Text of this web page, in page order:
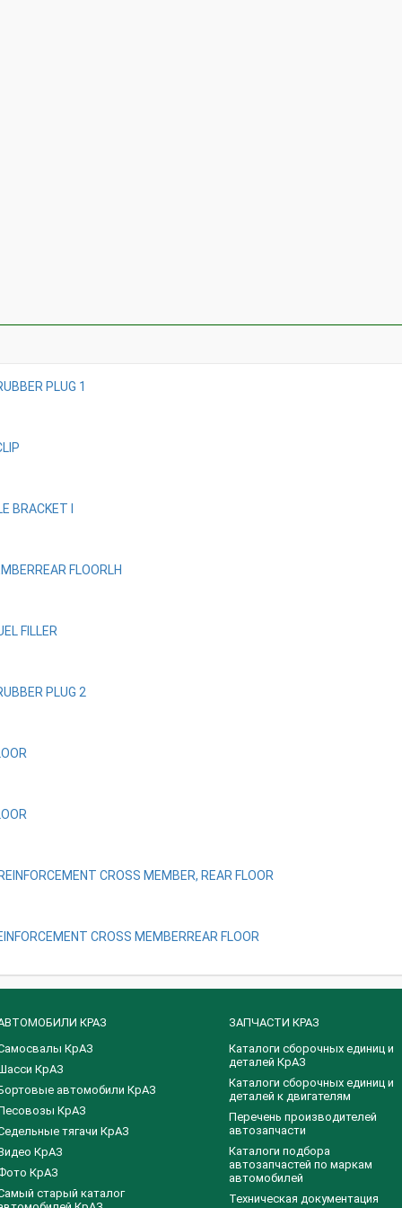
PLUG 1
BRACKET I
FLOORLH
FILLER
PLUG 2
CROSS MEMBER, REAR FLOOR
CROSS MEMBERREAR FLOOR
КРАЗ
КрАЗ
КрАЗ
автомобили КрАЗ
КрАЗ
тягачи КрАЗ
КрАЗ
КрАЗ
старый каталог
ЗАПЧАСТИ КРАЗ
Каталоги сборочных единиц и
деталей КрАЗ
​Каталоги сборочных единиц и
деталей к двигателям
Перечень производителей
автозапчасти
Каталоги подбора
автозапчастей по маркам
автомобилей
Техническая документация